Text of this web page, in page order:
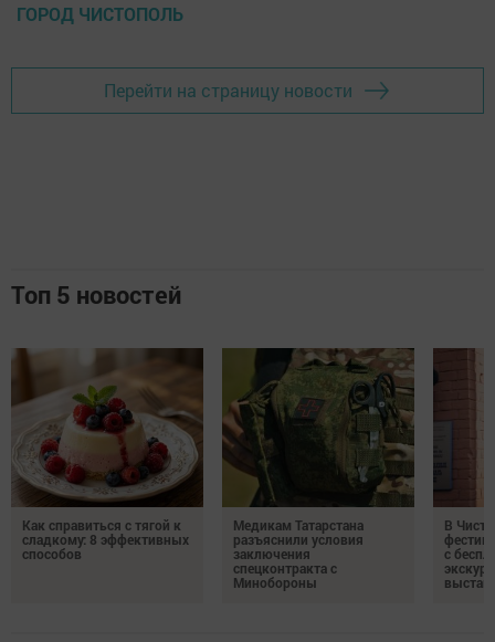
ГОРОД ЧИСТОПОЛЬ
Перейти на страницу новости
Топ 5 новостей
Как справиться с тягой к
сладкому: 8 эффективных
способов
Медикам Татарстана
разъяснили условия
заключения
спецконтракта с
Минобороны
В
с